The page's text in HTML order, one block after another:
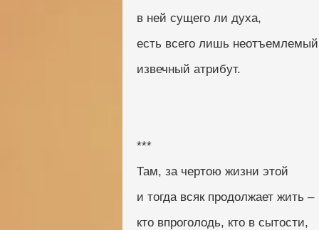
в ней сущего ли духа,
есть всего лишь неотъемлемый
извечный атрибут.
***
Там, за чертою жизни этой
и тогда всяк продолжает жить –
кто впроголодь, кто в сытости,